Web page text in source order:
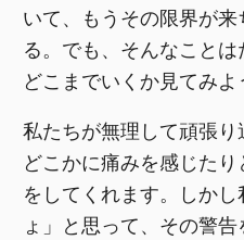
いて、もうその限界が
る。でも、そんなこと
どこまでいくか見てみよ
私たちが無理して頑張
どこかに痛みを感じた
をしてくれます。しか
ょ」と思って、その警